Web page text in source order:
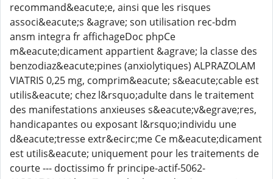
recommand&eacute;e, ainsi que les risques
associ&eacute;s &agrave; son utilisation rec-bdm
ansm integra fr affichageDoc phpCe
m&eacute;dicament appartient &agrave; la classe des
benzodiaz&eacute;pines (anxiolytiques) ALPRAZOLAM
VIATRIS 0,25 mg, comprim&eacute; s&eacute;cable est
utilis&eacute; chez l&rsquo;adulte dans le traitement
des manifestations anxieuses s&eacute;v&egrave;res,
handicapantes ou exposant l&rsquo;individu une
d&eacute;tresse extr&ecirc;me Ce m&eacute;dicament
est utilis&eacute; uniquement pour les traitements de
courte --- doctissimo fr principe-actif-5062-